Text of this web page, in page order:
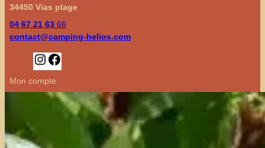
34450 Vias plage
04 67 21 63 66
contact@camping-helios.com
Instagram
Mon compte